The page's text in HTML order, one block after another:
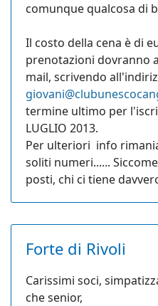
comunque qualcosa di
Il costo della cena è di
prenotazioni dovranno
mail, scrivendo
termine ultimo per
LUGLIO 2013.
Per ulteriori info
soliti numeri......
posti, chi ci tiene
Forte di Rivoli
Carissimi soci,
che senior,